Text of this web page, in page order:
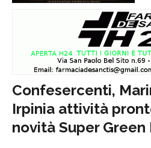
Confesercenti,
Irpinia attività
novità Super Green